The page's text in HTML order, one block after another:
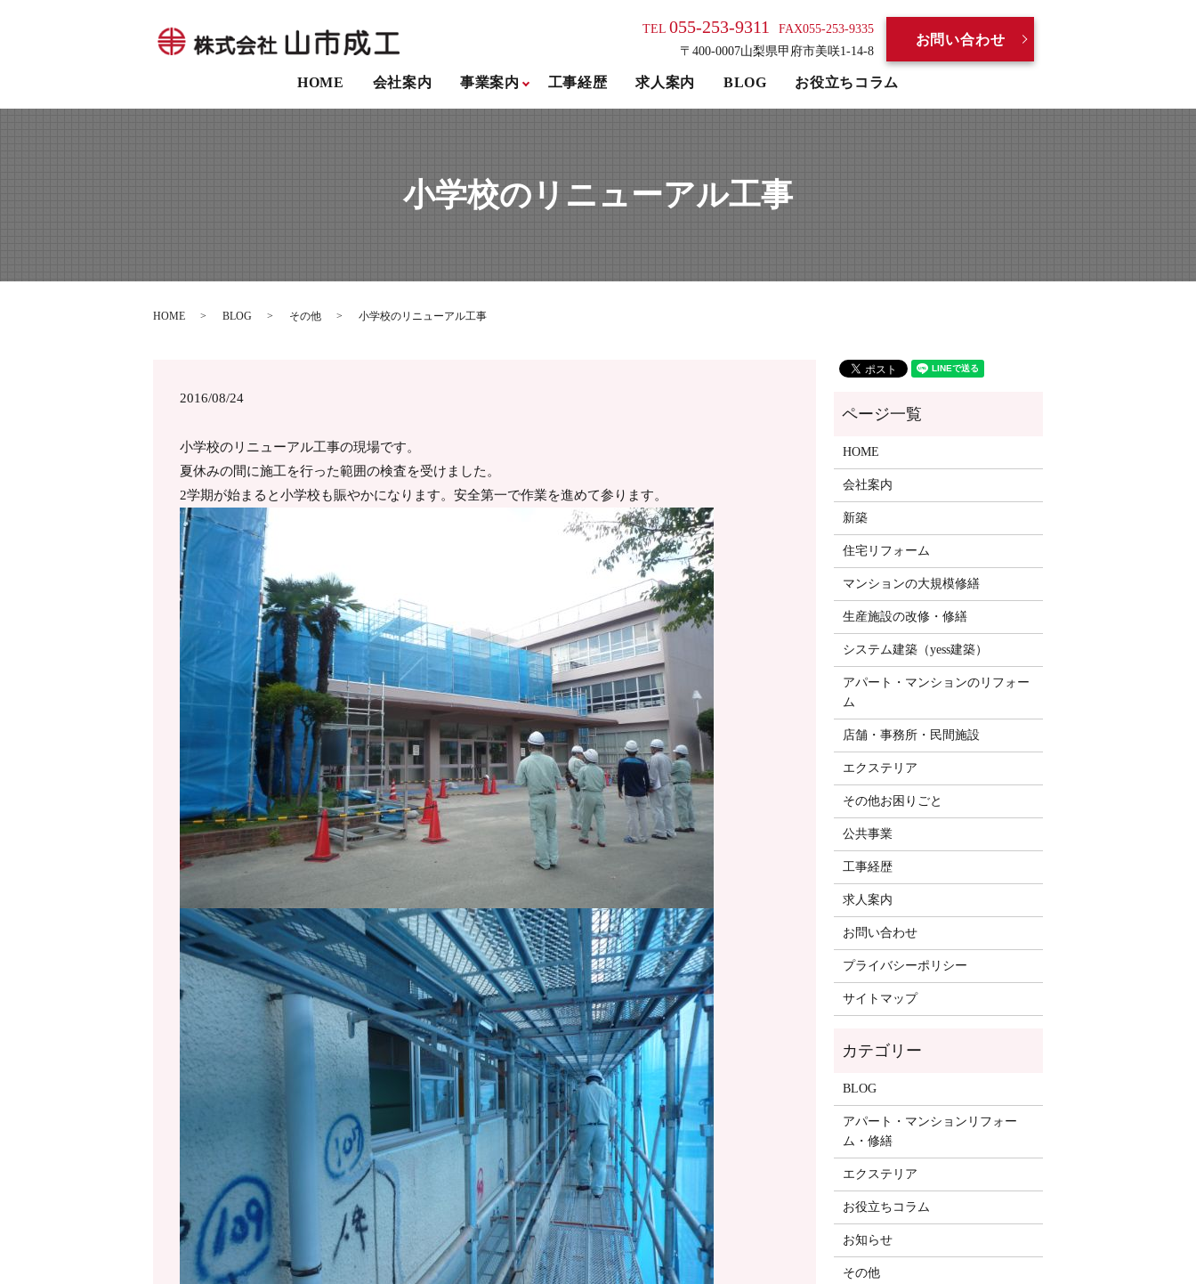
HOME 会社案内 事業案内 工事経歴 求人案内 BLOG お役立ちコラム
TEL055-253-9311
FAX055-253-9335
〒400-0007山梨県甲府市美咲1-14-8
お問い合わせ
小学校のリニューアル工事
HOME BLOG その他 小学校のリニューアル工事
2016/08/24
小学校のリニューアル工事の現場です。
夏休みの間に施工を行った範囲の検査を受けました。
2学期が始まると小学校も賑やかになります。安全第一で作業を進めて参ります。
HOME
会社案内
新築
住宅リフォーム
マンションの大規模修繕
生産施設の改修・修繕
システム建築（yess建築）
アパート・マンションのリフォー
ム
店舗・事務所・民間施設
エクステリア
その他お困りごと
公共事業
工事経歴
求人案内
お問い合わせ
プライバシーポリシー
サイトマップ
BLOG
アパート・マンションリフォー
ム・修繕
エクステリア
お役立ちコラム
お知らせ
その他